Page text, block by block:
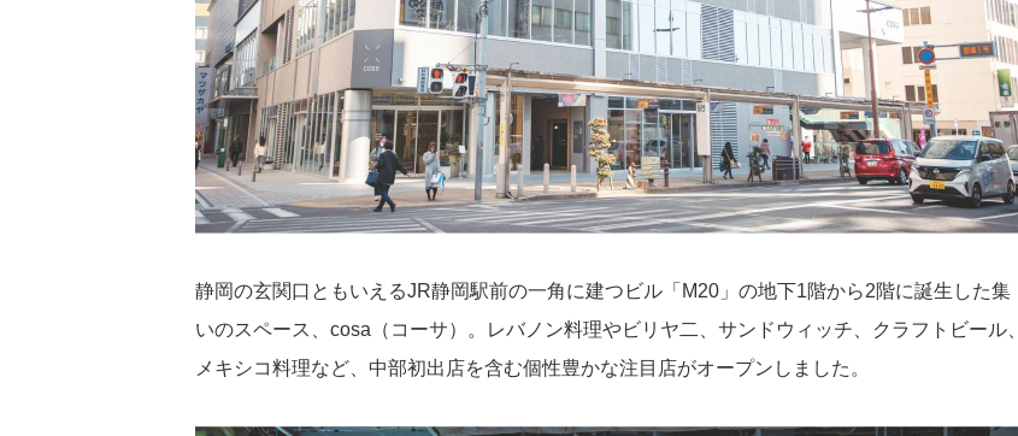
静岡の玄関口ともいえるJR静岡駅前の一角に建つビル「M20」の地下1階から2階に誕生した集
いのスペース、cosa（コーサ）。レバノン料理やビリヤ二、サンドウィッチ、クラフトビール、
メキシコ料理など、中部初出店を含む個性豊かな注目店がオープンしました。